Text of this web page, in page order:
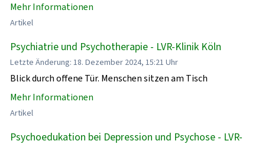
Mehr Informationen
Artikel
Psychiatrie und Psychotherapie - LVR-Klinik Köln
Letzte Änderung: 18. Dezember 2024, 15:21 Uhr
Blick durch offene Tür. Menschen sitzen am Tisch
Mehr Informationen
Artikel
Psychoedukation bei Depression und Psychose - LVR-